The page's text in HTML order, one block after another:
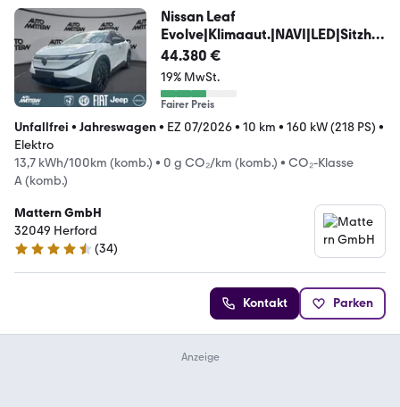
Nissan Leaf
Evolve|Klimaaut.|NAVI|LED|Sitzhei
zung|USB
44.380 €
19% MwSt.
Fairer Preis
Unfallfrei • Jahreswagen• EZ 07/2026• 10 km • 160 kW (218 PS) •
Elektro
13,7 kWh/100km (komb.) • 0 g CO₂/km (komb.) • CO₂-Klasse
A (komb.)
Mattern GmbH
32049 Herford
4.5 Sterne
(34)
Kontakt Parken